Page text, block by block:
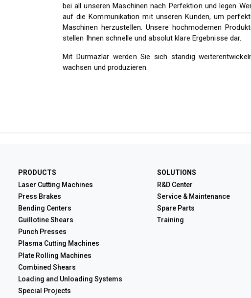
bei all unseren Maschinen nach Perfektion und legen
auf die Kommunikation mit unseren Kunden, um
Maschinen herzustellen. Unsere hochmodernen
stellen Ihnen schnelle und absolut klare Ergebnisse dar.
Mit Durmazlar werden Sie sich ständig
wachsen und produzieren.
PRODUCTS
Laser Cutting Machines
Press Brakes
Bending Centers
Guillotine Shears
Punch Presses
Plasma Cutting Machines
Plate Rolling Machines
Combined Shears
Loading and Unloading Systems
Special Projects
SOLUTIONS
R&D Center
Service & Maintenance
Spare Parts
Training